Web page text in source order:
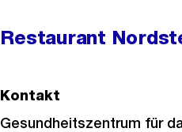
Restaurant
Kontakt
Gesundheitszentrum für